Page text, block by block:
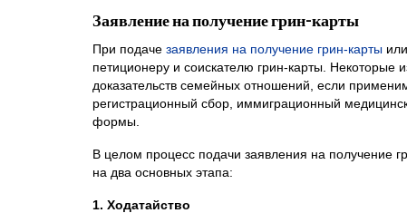
Заявление на получение грин-карты
При подаче заявления на получение грин-карты
петиционеру и соискателю грин-карты. Некоторые
доказательств семейных отношений, если
регистрационный сбор, иммиграционный
формы.
В целом процесс подачи заявления на получение
на два основных этапа:
1. Ходатайство